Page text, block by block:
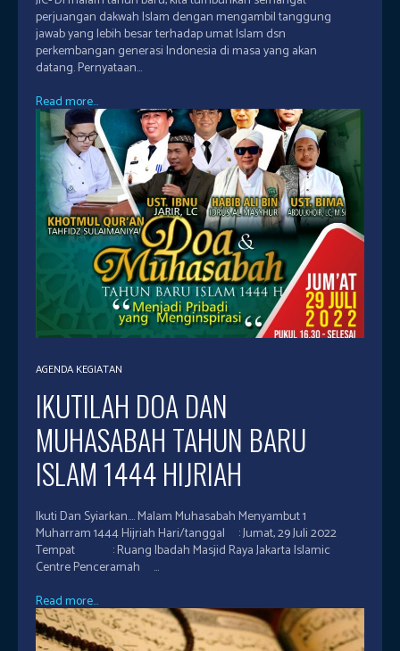
perjuangan dakwah Islam dengan mengambil tanggung
jawab yang lebih besar terhadap umat Islam dsn
perkembangan generasi Indonesia di masa yang akan
datang. Pernyataan...
Read more...
AGENDA KEGIATAN
IKUTILAH DOA DAN
MUHASABAH TAHUN BARU
ISLAM 1444 HIJRIAH
Ikuti Dan Syiarkan.... Malam Muhasabah Menyambut 1
Muharram 1444 Hijriah Hari/tanggal : Jumat, 29 Juli 2022
Tempat : Ruang Ibadah Masjid Raya Jakarta Islamic
Centre Penceramah ...
Read more...